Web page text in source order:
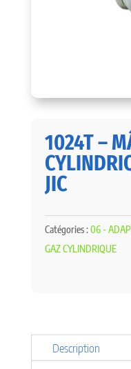
1024T –
JIC
Catégories :06 -
GAZ CYLINDRIQUE
Description